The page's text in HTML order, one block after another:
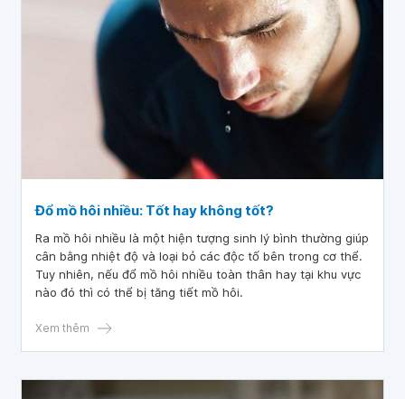
Đổ mồ hôi nhiều: Tốt hay không tốt?
Ra mồ hôi nhiều là một hiện tượng sinh lý bình thường giúp
cân bằng nhiệt độ và loại bỏ các độc tố bên trong cơ thể.
Tuy nhiên, nếu đổ mồ hôi nhiều toàn thân hay tại khu vực
nào đó thì có thể bị tăng tiết mồ hôi.
Xem thêm